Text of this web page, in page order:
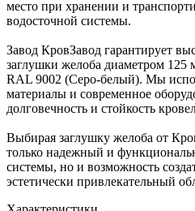
место при хранении и
водосточной системы.
Завод КровЗавод гарантирует
заглушки желоба диаметром
RAL 9002 (Серо-белый). Мы
материалы и современное
долговечность и стойкость
Выбирая заглушку желоба от
только надежный и
системы, но и возможность
эстетически привлекательный